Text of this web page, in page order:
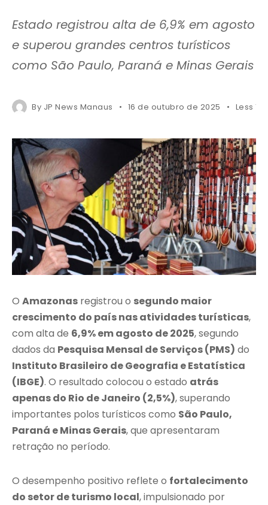
Estado registrou alta de 6,9% em agosto
e superou grandes centros turísticos
como São Paulo, Paraná e Minas Gerais
By JP News Manaus 16 de outubro de 2025 Less 1
O Amazonas registrou o segundo maior
crescimento do país nas atividades turísticas,
com alta de 6,9% em agosto de 2025, segundo
dados da Pesquisa Mensal de Serviços (PMS) do
Instituto Brasileiro de Geografia e Estatística
(IBGE). O resultado colocou o estado atrás
apenas do Rio de Janeiro (2,5%), superando
importantes polos turísticos como São Paulo,
Paraná e Minas Gerais, que apresentaram
retração no período.
O desempenho positivo reflete o fortalecimento
do setor de turismo local, impulsionado por